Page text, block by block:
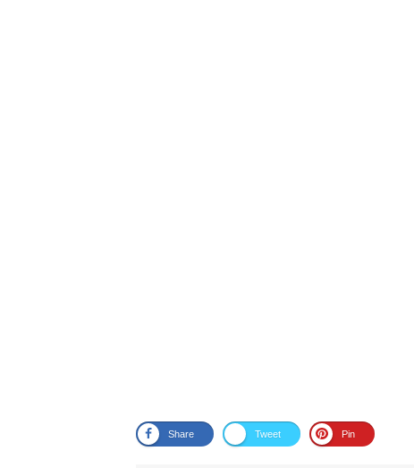
Share Tweet Pin